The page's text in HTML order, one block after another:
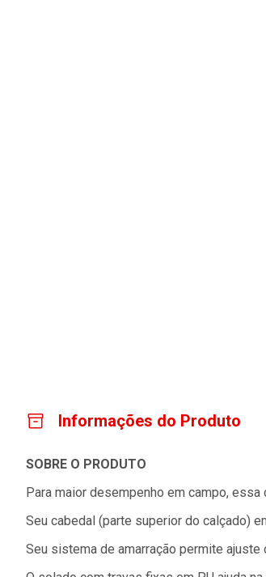
Informações do Produto
SOBRE O PRODUTO
Para maior desempenho em campo,
Seu cabedal (parte superior do calçado)
Seu sistema de amarração permite